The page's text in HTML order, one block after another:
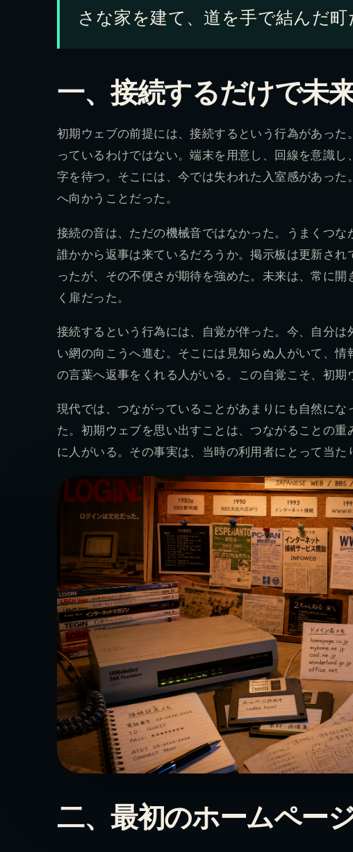
さな家を建て、道を手で結んだ町
一、接続するだけで未
初期ウェブの前提には、接続するという行為があっ
っているわけではない。端末を用意し、回線を意識
字を待つ。そこには、今では失われた入室感があっ
へ向かうことだった。
接続の音は、ただの機械音ではなかった。うまくつな
誰かから返事は来ているだろうか。掲示板は更新さ
ったが、その不便さが期待を強めた。未来は、常に
く扉だった。
接続するという行為には、自覚が伴った。今、自分
い網の向こうへ進む。そこには見知らぬ人がいて、
の言葉へ返事をくれる人がいる。この自覚こそ、初期
現代では、つながっていることがあまりにも自然に
た。初期ウェブを思い出すことは、つながることの
に人がいる。その事実は、当時の利用者にとって当た
二、最初のホームペー